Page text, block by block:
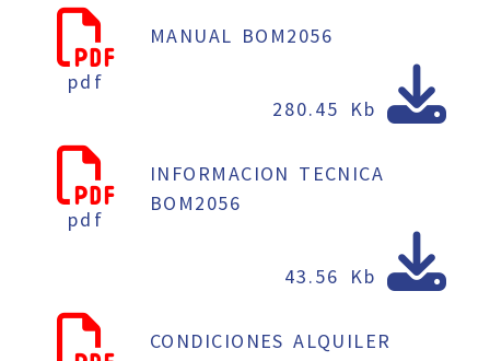
pdf
MANUAL BOM2056
280.45 Kb
pdf
INFORMACION TECNICA
BOM2056
43.56 Kb
CONDICIONES ALQUILER